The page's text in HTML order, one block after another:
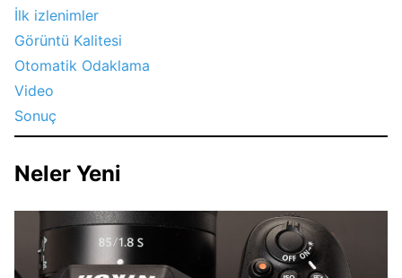
İlk izlenimler
Görüntü Kalitesi
Otomatik Odaklama
Video
Sonuç
Neler Yeni